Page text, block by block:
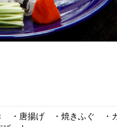
・唐揚げ ・焼きふぐ ・